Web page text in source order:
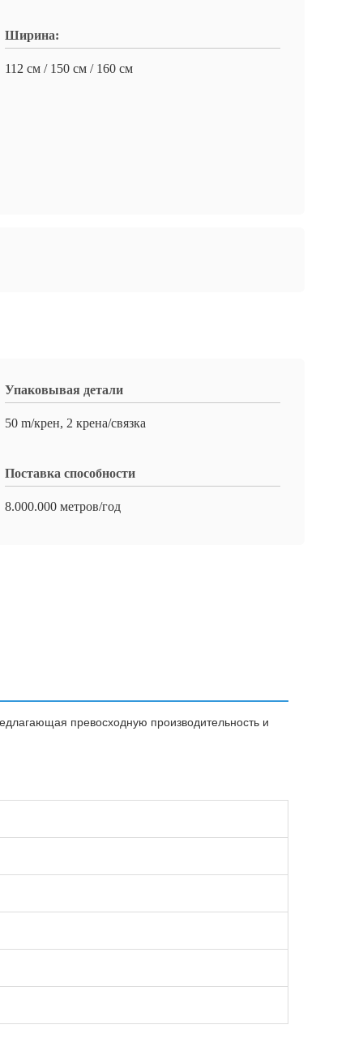
Ширина:
112 см / 150 см / 160 см
Упаковывая детали
50 m/крен, 2 крена/связка
Поставка способности
8.000.000 метров/год
превосходную производительность и